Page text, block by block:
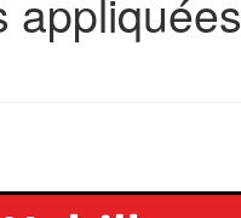
appliquées